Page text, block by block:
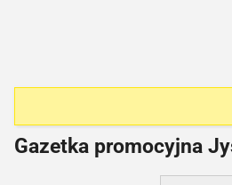
Gazetka promocyjna